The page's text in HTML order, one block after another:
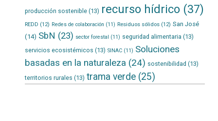
producción sostenible(13) recurso hídrico(37)
REDD (12) Redes de colaboración (11) Residuos sólidos(12) San José
(14) SbN (23) sector forestal (11) seguridad alimentaria (13)
servicios ecosistémicos (13) SINAC(11) Soluciones
basadas en la naturaleza (24) sostenibilidad (13)
territorios rurales (13) trama verde(25)